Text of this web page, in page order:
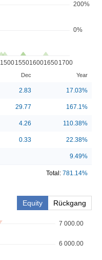
15001550160016501700
0%
200%
Dec Year
2.83 17.03%
29.77 167.1%
4.26 110.38%
0.33 22.38%
9.49%
Total: 781.14%
Equity Rückgang
6 000.00
7 000.00